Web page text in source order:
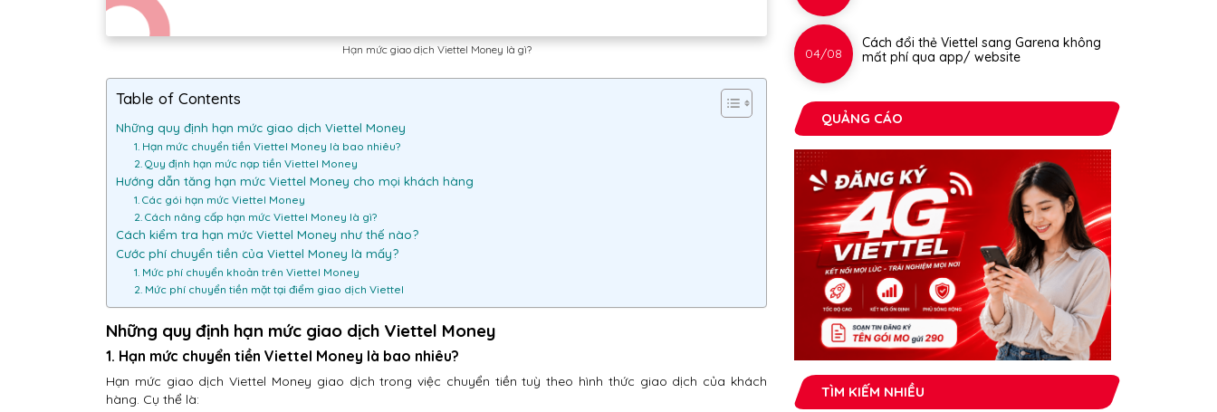
Hạn mức giao dịch Viettel Money là gì?
Table of Contents
Những quy định hạn mức giao dịch Viettel Money
1. Hạn mức chuyển tiền Viettel Money là bao nhiêu?
2. Quy định hạn mức nạp tiền Viettel Money
Hướng dẫn tăng hạn mức Viettel Money cho mọi khách hàng
1. Các gói hạn mức Viettel Money
2. Cách nâng cấp hạn mức Viettel Money là gì?
Cách kiểm tra hạn mức Viettel Money như thế nào?
Cước phí chuyển tiền của Viettel Money là mấy?
1. Mức phí chuyển khoản trên Viettel Money
2. Mức phí chuyển tiền mặt tại điểm giao dịch Viettel
Những quy định hạn mức giao dịch Viettel Money
1. Hạn mức chuyển tiền Viettel Money là bao nhiêu?
Hạn mức giao dịch Viettel Money giao dịch trong việc chuyển tiền tuỳ theo hình thức giao dịch của khách
hàng. Cụ thể là:
04/08
Cách đổi thẻ Viettel sang Garena không
mất phí qua app/ website
QUẢNG CÁO
TÌM KIẾM NHIỀU